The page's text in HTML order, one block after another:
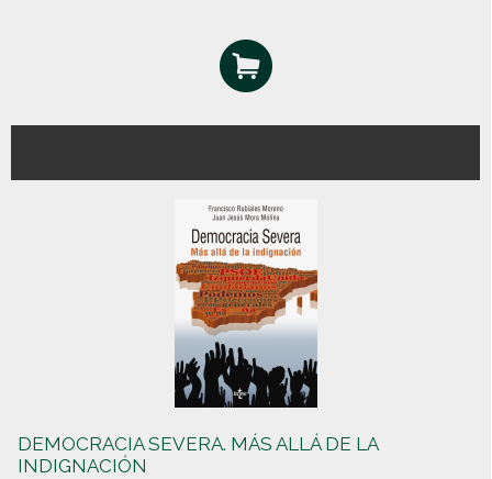
DEMOCRACIA SEVERA. MÁS ALLÁ DE LA
INDIGNACIÓN